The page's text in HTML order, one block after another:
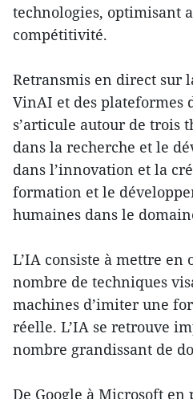
technologies, optimisant
compétitivité.
Retransmis en direct sur
VinAI et des plateformes
s’articule autour de trois
dans la recherche et le
dans l’innovation et la
formation et le
humaines dans le
L’IA consiste à mettre
nombre de techniques
machines d’imiter une
réelle. L’IA se retrouve
nombre grandissant de
De Google à Microsoft en